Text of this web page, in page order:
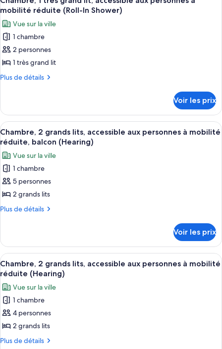
lit,
accessible
aux
personnes
à
mobilité
réduite
Shower)
chambre
très
grand
lit,
accessible
personnes
(Roll-
In
Shower)
toutes
les
photos
pour
ce
type
de
1
très
grand
lit,
accessible
aux
personnes
à
mobilité
réduite
Shower)
mobilité réduite (Roll-In Shower)
Vue sur la ville
1 chambre
2 personnes
1 très grand lit
Plus de détails
Plus
le
type
de
chambre
Chambre,
très
grand
lit,
accessible
personnes
(Roll-
In
Shower)
Voir les prix
Afficher
toutes
les
photos
pour
ce
type
de
2
grands
lits,
accessible
aux
personnes
à
mobilité
réduite,
balcon
Une chambre d’hôtel avec deux lits,
3
Chambre, 2 grands lits, accessible aux personnes à mobilité
réduite, balcon (Hearing)
Vue sur la ville
1 chambre
5 personnes
2 grands lits
Plus de détails
Plus
le
type
de
chambre
2
grands
lits,
accessible
aux
à
Voir les prix
Afficher
toutes
les
photos
pour
ce
type
de
Une chambre d’hôtel avec deux lits,
3
Chambre, 2 grands lits, accessible aux personnes à mobilité
réduite (Hearing)
Vue sur la ville
1 chambre
4 personnes
2 grands lits
Plus de détails
Plus